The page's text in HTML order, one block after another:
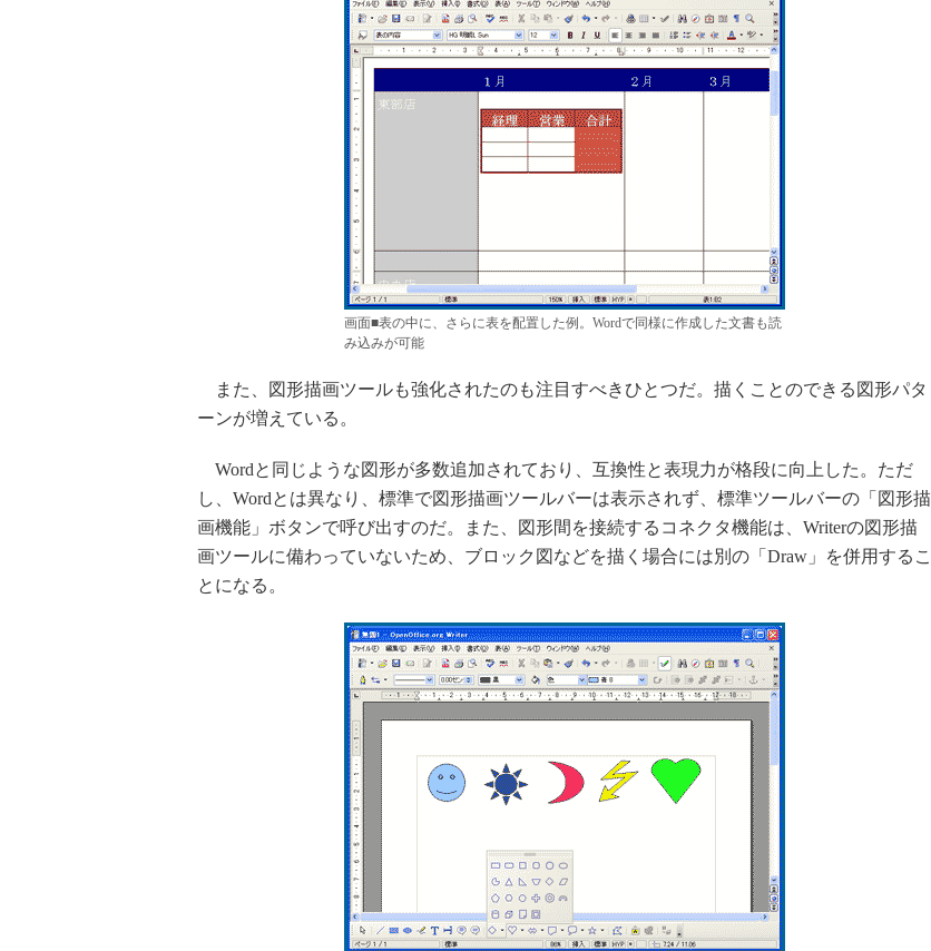
画面■表の中に、さらに表を配置した例。Wordで同様に作成した文書も読
み込みが可能
また、図形描画ツールも強化されたのも注目すべきひとつだ。描くことのできる図形パタ
ーンが増えている。
Wordと同じような図形が多数追加されており、互換性と表現力が格段に向上した。ただ
し、Wordとは異なり、標準で図形描画ツールバーは表示されず、標準ツールバーの「図形描
画機能」ボタンで呼び出すのだ。また、図形間を接続するコネクタ機能は、Writerの図形描
画ツールに備わっていないため、ブロック図などを描く場合には別の「Draw」を併用するこ
とになる。